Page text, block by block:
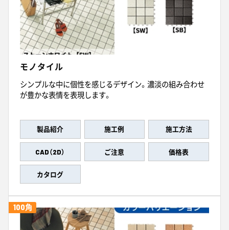
モノタイル
シンプルな中に個性を感じるデザイン。濃淡の組み合わせ
が豊かな表情を表現します。
製品紹介 施工例 施工方法
CAD（2D） ご注意 価格表
カタログ
100角